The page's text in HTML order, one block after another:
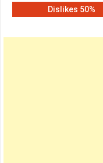
50% Dislikes